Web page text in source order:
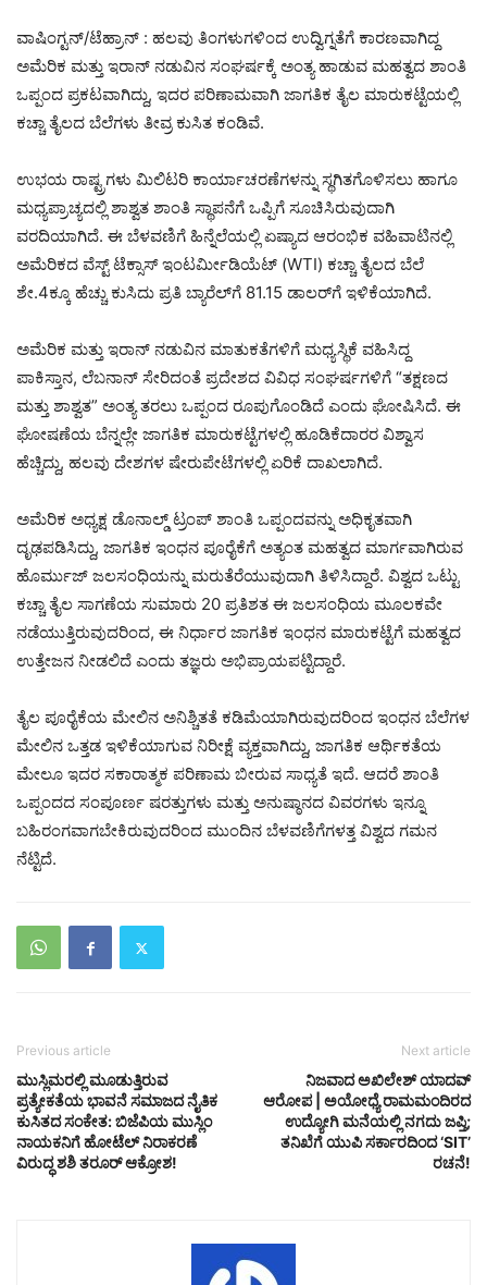
ವಾಷಿಂಗ್ಟನ್/ಟೆಹ್ರಾನ್ : ಹಲವು ತಿಂಗಳುಗಳಿಂದ ಉದ್ವಿಗ್ನತೆಗೆ ಕಾರಣವಾಗಿದ್ದ
ಅಮೆರಿಕ ಮತ್ತು ಇರಾನ್ ನಡುವಿನ ಸಂಘರ್ಷಕ್ಕೆ ಅಂತ್ಯ ಹಾಡುವ ಮಹತ್ವದ ಶಾಂತಿ
ಒಪ್ಪಂದ ಪ್ರಕಟವಾಗಿದ್ದು, ಇದರ ಪರಿಣಾಮವಾಗಿ ಜಾಗತಿಕ ತೈಲ ಮಾರುಕಟ್ಟೆಯಲ್ಲಿ
ಕಚ್ಚಾ ತೈಲದ ಬೆಲೆಗಳು ತೀವ್ರ ಕುಸಿತ ಕಂಡಿವೆ.
ಉಭಯ ರಾಷ್ಟ್ರಗಳು ಮಿಲಿಟರಿ ಕಾರ್ಯಾಚರಣೆಗಳನ್ನು ಸ್ಥಗಿತಗೊಳಿಸಲು ಹಾಗೂ
ಮಧ್ಯಪ್ರಾಚ್ಯದಲ್ಲಿ ಶಾಶ್ವತ ಶಾಂತಿ ಸ್ಥಾಪನೆಗೆ ಒಪ್ಪಿಗೆ ಸೂಚಿಸಿರುವುದಾಗಿ
ವರದಿಯಾಗಿದೆ. ಈ ಬೆಳವಣಿಗೆ ಹಿನ್ನೆಲೆಯಲ್ಲಿ ಏಷ್ಯಾದ ಆರಂಭಿಕ ವಹಿವಾಟಿನಲ್ಲಿ
ಅಮೆರಿಕದ ವೆಸ್ಟ್ ಟೆಕ್ಸಾಸ್ ಇಂಟರ್ಮೀಡಿಯೆಟ್ (WTI) ಕಚ್ಚಾ ತೈಲದ ಬೆಲೆ
ಶೇ.4ಕ್ಕೂ ಹೆಚ್ಚು ಕುಸಿದು ಪ್ರತಿ ಬ್ಯಾರೆಲ್‌ಗೆ 81.15 ಡಾಲರ್‌ಗೆ ಇಳಿಕೆಯಾಗಿದೆ.
ಅಮೆರಿಕ ಮತ್ತು ಇರಾನ್ ನಡುವಿನ ಮಾತುಕತೆಗಳಿಗೆ ಮಧ್ಯಸ್ಥಿಕೆ ವಹಿಸಿದ್ದ
ಪಾಕಿಸ್ತಾನ, ಲೆಬನಾನ್ ಸೇರಿದಂತೆ ಪ್ರದೇಶದ ವಿವಿಧ ಸಂಘರ್ಷಗಳಿಗೆ “ತಕ್ಷಣದ
ಮತ್ತು ಶಾಶ್ವತ” ಅಂತ್ಯ ತರಲು ಒಪ್ಪಂದ ರೂಪುಗೊಂಡಿದೆ ಎಂದು ಘೋಷಿಸಿದೆ. ಈ
ಘೋಷಣೆಯ ಬೆನ್ನಲ್ಲೇ ಜಾಗತಿಕ ಮಾರುಕಟ್ಟೆಗಳಲ್ಲಿ ಹೂಡಿಕೆದಾರರ ವಿಶ್ವಾಸ
ಹೆಚ್ಚಿದ್ದು, ಹಲವು ದೇಶಗಳ ಷೇರುಪೇಟೆಗಳಲ್ಲಿ ಏರಿಕೆ ದಾಖಲಾಗಿದೆ.
ಅಮೆರಿಕ ಅಧ್ಯಕ್ಷ ಡೊನಾಲ್ಡ್ ಟ್ರಂಪ್ ಶಾಂತಿ ಒಪ್ಪಂದವನ್ನು ಅಧಿಕೃತವಾಗಿ
ದೃಢಪಡಿಸಿದ್ದು, ಜಾಗತಿಕ ಇಂಧನ ಪೂರೈಕೆಗೆ ಅತ್ಯಂತ ಮಹತ್ವದ ಮಾರ್ಗವಾಗಿರುವ
ಹೊರ್ಮುಜ್ ಜಲಸಂಧಿಯನ್ನು ಮರುತೆರೆಯುವುದಾಗಿ ತಿಳಿಸಿದ್ದಾರೆ. ವಿಶ್ವದ ಒಟ್ಟು
ಕಚ್ಚಾ ತೈಲ ಸಾಗಣೆಯ ಸುಮಾರು 20 ಪ್ರತಿಶತ ಈ ಜಲಸಂಧಿಯ ಮೂಲಕವೇ
ನಡೆಯುತ್ತಿರುವುದರಿಂದ, ಈ ನಿರ್ಧಾರ ಜಾಗತಿಕ ಇಂಧನ ಮಾರುಕಟ್ಟೆಗೆ ಮಹತ್ವದ
ಉತ್ತೇಜನ ನೀಡಲಿದೆ ಎಂದು ತಜ್ಞರು ಅಭಿಪ್ರಾಯಪಟ್ಟಿದ್ದಾರೆ.
ತೈಲ ಪೂರೈಕೆಯ ಮೇಲಿನ ಅನಿಶ್ಚಿತತೆ ಕಡಿಮೆಯಾಗಿರುವುದರಿಂದ ಇಂಧನ ಬೆಲೆಗಳ
ಮೇಲಿನ ಒತ್ತಡ ಇಳಿಕೆಯಾಗುವ ನಿರೀಕ್ಷೆ ವ್ಯಕ್ತವಾಗಿದ್ದು, ಜಾಗತಿಕ ಆರ್ಥಿಕತೆಯ
ಮೇಲೂ ಇದರ ಸಕಾರಾತ್ಮಕ ಪರಿಣಾಮ ಬೀರುವ ಸಾಧ್ಯತೆ ಇದೆ. ಆದರೆ ಶಾಂತಿ
ಒಪ್ಪಂದದ ಸಂಪೂರ್ಣ ಷರತ್ತುಗಳು ಮತ್ತು ಅನುಷ್ಠಾನದ ವಿವರಗಳು ಇನ್ನೂ
ಬಹಿರಂಗವಾಗಬೇಕಿರುವುದರಿಂದ ಮುಂದಿನ ಬೆಳವಣಿಗೆಗಳತ್ತ ವಿಶ್ವದ ಗಮನ
ನೆಟ್ಟಿದೆ.
Previous article
ಮುಸ್ಲಿಮರಲ್ಲಿ ಮೂಡುತ್ತಿರುವ
ಪ್ರತ್ಯೇಕತೆಯ ಭಾವನೆ ಸಮಾಜದ ನೈತಿಕ
ಕುಸಿತದ ಸಂಕೇತ: ಬಿಜೆಪಿಯ ಮುಸ್ಲಿಂ
ನಾಯಕನಿಗೆ ಹೋಟೆಲ್ ನಿರಾಕರಣೆ
ವಿರುದ್ಧ ಶಶಿ ತರೂರ್ ಆಕ್ರೋಶ!
Next article
ನಿಜವಾದ ಅಖಿಲೇಶ್‌ ಯಾದವ್‌
ಆರೋಪ | ಅಯೋಧ್ಯೆ ರಾಮಮಂದಿರದ
ಉದ್ಯೋಗಿ ಮನೆಯಲ್ಲಿ ನಗದು ಜಪ್ತಿ;
ತನಿಖೆಗೆ ಯುಪಿ ಸರ್ಕಾರದಿಂದ ‘SIT’
ರಚನೆ!